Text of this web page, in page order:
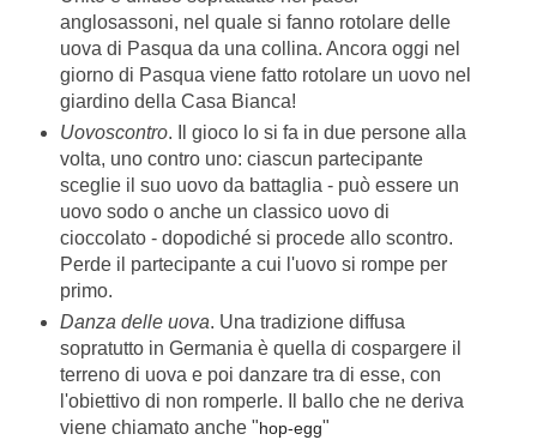
anglosassoni, nel quale si fanno rotolare delle
uova di Pasqua da una collina. Ancora oggi nel
giorno di Pasqua viene fatto rotolare un uovo nel
giardino della Casa Bianca!
Uovoscontro. Il gioco lo si fa in due persone alla
volta, uno contro uno: ciascun partecipante
sceglie il suo uovo da battaglia - può essere un
uovo sodo o anche un classico uovo di
cioccolato - dopodiché si procede allo scontro.
Perde il partecipante a cui l'uovo si rompe per
primo.
Danza delle uova. Una tradizione diffusa
sopratutto in Germania è quella di cospargere il
terreno di uova e poi danzare tra di esse, con
l'obiettivo di non romperle. Il ballo che ne deriva
viene chiamato anche "hop-egg"